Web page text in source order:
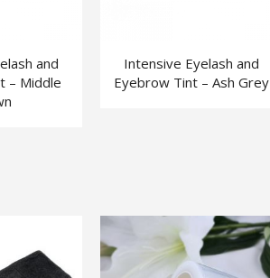
and
– Middle
Intensive Eyelash and
Eyebrow Tint – Ash Grey